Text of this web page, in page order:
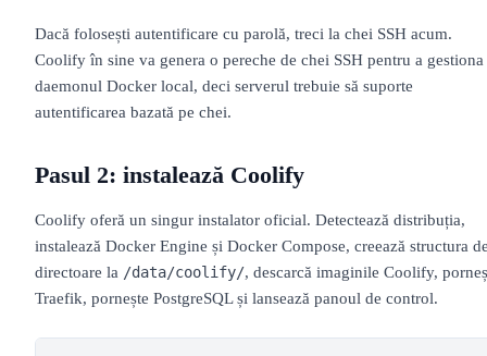
Dacă folosești autentificare cu parolă, treci la chei SSH acum.
Coolify în sine va genera o pereche de chei SSH pentru a gestiona
daemonul Docker local, deci serverul trebuie să suporte
autentificarea bazată pe chei.
Pasul 2: instalează Coolify
Coolify oferă un singur instalator oficial. Detectează distribuția,
instalează Docker Engine și Docker Compose, creează structura
directoare la /data/coolify/, descarcă imaginile Coolify,
Traefik, pornește PostgreSQL și lansează panoul de control.